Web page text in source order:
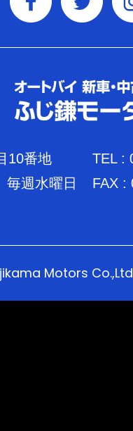
10番地
毎週水曜日
TEL :
FAX :
Motors